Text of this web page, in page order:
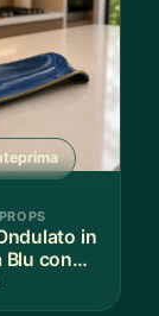
in
Blu con